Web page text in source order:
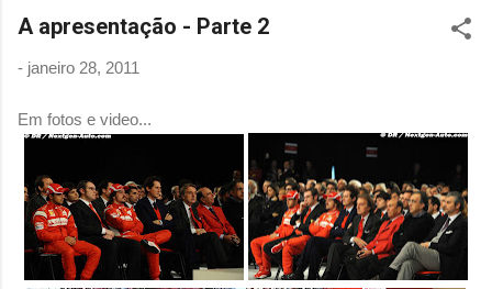
A apresentação - Parte 2
- janeiro 28, 2011
Em fotos e video...